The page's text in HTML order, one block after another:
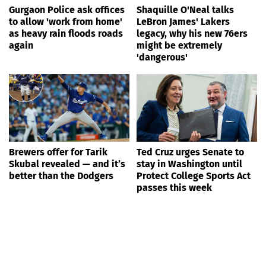
Gurgaon Police ask offices
to allow 'work from home'
as heavy rain floods roads
again
Shaquille O'Neal talks
LeBron James' Lakers
legacy, why his new 76ers
might be extremely
'dangerous'
Brewers offer for Tarik
Skubal revealed — and it’s
better than the Dodgers
Ted Cruz urges Senate to
stay in Washington until
Protect College Sports Act
passes this week